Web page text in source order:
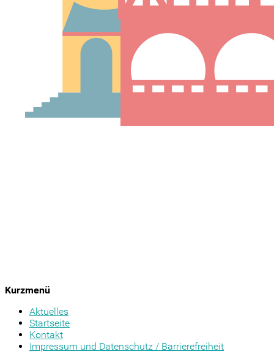
Kurzmenü
Aktuelles
Startseite
Kontakt
Impressum und Datenschutz / Barrierefreiheit